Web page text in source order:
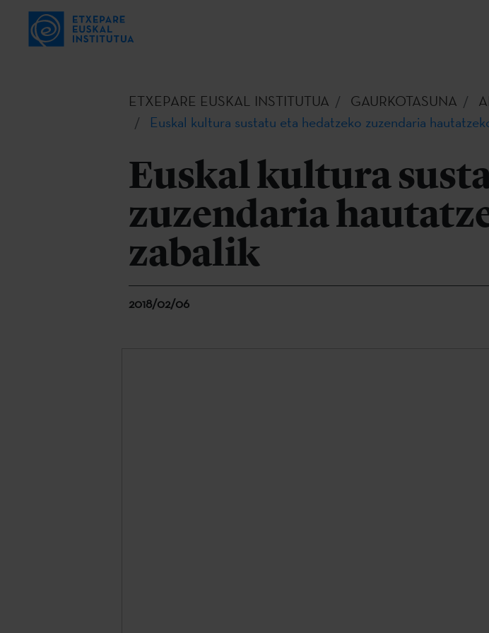
ETXEPARE EUSKAL INSTITUTUA GAURKOTASUNA
Euskal kultura sustatu eta hedatzeko zuzendaria
Euskal kultura
zuzendaria
zabalik
2018/02/06